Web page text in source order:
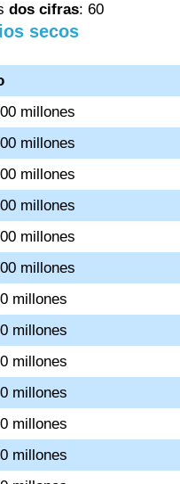
dos cifras: 60
secos
millones
millones
millones
millones
millones
millones
millones
millones
millones
millones
millones
millones